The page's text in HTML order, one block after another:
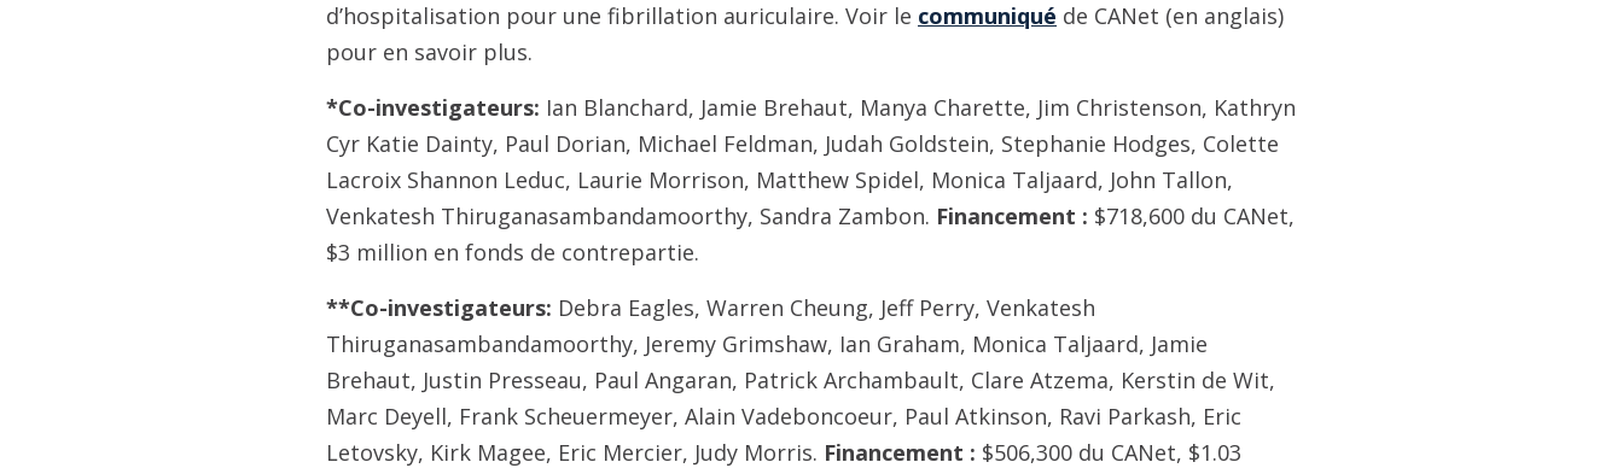
d’hospitalisation pour une fibrillation auriculaire. Voir le communiqué de CANet (en anglais)
pour en savoir plus.
*Co-investigateurs: Ian Blanchard, Jamie Brehaut, Manya Charette, Jim Christenson, Kathryn
Cyr Katie Dainty, Paul Dorian, Michael Feldman, Judah Goldstein, Stephanie Hodges, Colette
Lacroix Shannon Leduc, Laurie Morrison, Matthew Spidel, Monica Taljaard, John Tallon,
Venkatesh Thiruganasambandamoorthy, Sandra Zambon. Financement : $718,600 du CANet,
$3 million en fonds de contrepartie.
**Co-investigateurs: Debra Eagles, Warren Cheung, Jeff Perry, Venkatesh
Thiruganasambandamoorthy, Jeremy Grimshaw, Ian Graham, Monica Taljaard, Jamie
Brehaut, Justin Presseau, Paul Angaran, Patrick Archambault, Clare Atzema, Kerstin de Wit,
Marc Deyell, Frank Scheuermeyer, Alain Vadeboncoeur, Paul Atkinson, Ravi Parkash, Eric
Letovsky, Kirk Magee, Eric Mercier, Judy Morris. Financement : $506,300 du CANet, $1.03